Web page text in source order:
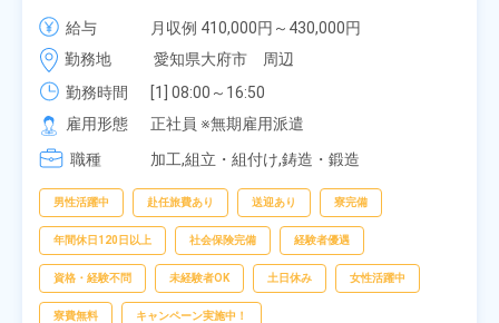
給・業績賞与あり！組立や塗装など自動車製造の各
種作業！《愛知県大府市》
給与
月収例 410,000円～430,000円
月給 277,000円～277,000円
勤務地
愛知県大府市　周辺
勤務時間
[1] 08:00～16:50
[2] 06:25～15:10
[3] 17:05～01:50
雇用形態
正社員 ※無期雇用派遣
職種
加工,組立・組付け,鋳造・鍛造
男性活躍中 赴任旅費あり 送迎あり 寮完備
年間休日120日以上 社会保険完備 経験者優遇
資格・経験不問 未経験者OK 土日休み 女性活躍中
寮費無料 キャンペーン実施中！